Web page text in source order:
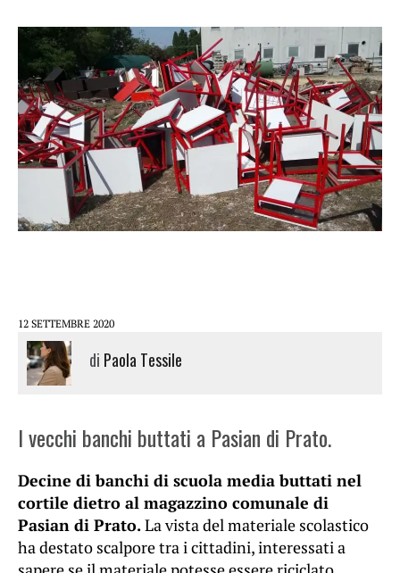
12 SETTEMBRE 2020
di Paola Tessile
I vecchi banchi buttati a Pasian di Prato.
Decine di banchi di scuola media buttati nel
cortile dietro al magazzino comunale di
Pasian di Prato.La vista del materiale scolastico
ha destato scalpore tra i cittadini, interessati a